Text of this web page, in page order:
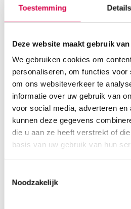
Toestemming Details
Deze website maakt gebruik
We gebruiken cookies om
personaliseren, om functies voor
om ons websiteverkeer te
informatie over uw gebruik van
voor social media, adverteren
kunnen deze gegevens
die u aan ze heeft verstrekt of
basis van uw gebruik van hun
Noodzakelijk
veiligheidspennaalden, 31G, 0.25mm x
ingelogd zijn
Heb je een vraag?
Anca helpt je!
Vind je antwoord snel en makkelijk op
Of contacteer ons via een van de
Onze klantenservice is bereikbaar van